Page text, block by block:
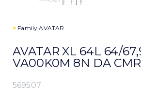
> FamilyAVATAR
AVATAR XL 64L 64/
VA00K0M 8N DA CMR
569507